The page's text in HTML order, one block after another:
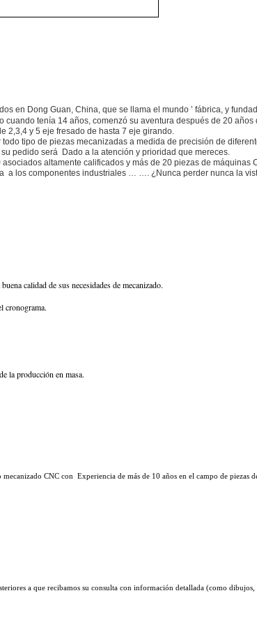
en Dong Guan, China, que se llama el mundo ’ fábrica, y
tenía 14 años, comenzó su aventura después de 20
2,3,4 y 5 eje fresado de hasta 7 eje girando.
tipo de piezas mecanizadas a medida de precisión de
pedido será Dado a la atención y prioridad que mereces.
altamente calificados y más de 20 piezas de
los componentes industriales … …. ¿Nunca perder nunca la
calidad de sus necesidades de mecanizado.
cronograma.
la producción en masa.
CNC con Experiencia de más de 10 años en el campo de piezas
a que recibamos su consulta con información detallada (como